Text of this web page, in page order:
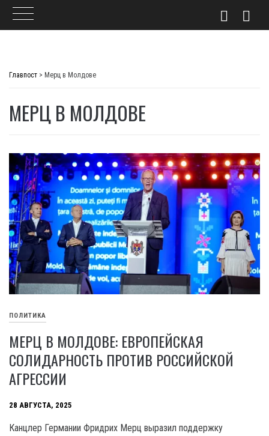
Главпост > Мерц в Молдове
МЕРЦ В МОЛДОВЕ
ПОЛИТИКА
МЕРЦ В МОЛДОВЕ: ЕВРОПЕЙСКАЯ
СОЛИДАРНОСТЬ ПРОТИВ РОССИЙСКОЙ
АГРЕССИИ
28 АВГУСТА, 2025
Канцлер Германии Фридрих Мерц выразил поддержку